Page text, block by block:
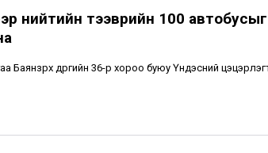
нийтийн тээврийн 100 автобусыг
Баянзүрх дүүргийн 36-р хороо буюу Үндэсний